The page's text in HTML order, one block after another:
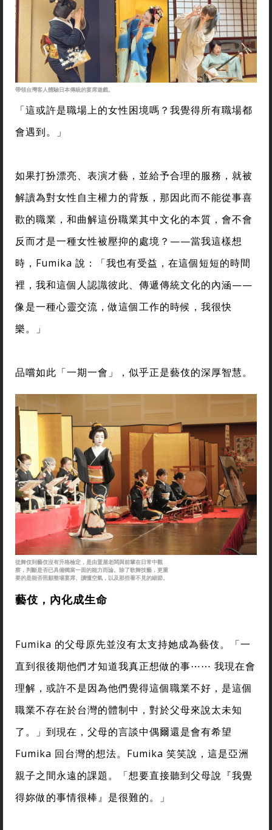
帶領台灣客人體驗日本傳統的宴席遊戲。
「這或許是職場上的女性困境嗎？我覺得所有職場都
會遇到。」
如果打扮漂亮、表演才藝，並給予合理的服務，就被
解讀為對女性自主權力的背叛，那因此而不能從事喜
歡的職業，和曲解這份職業其中文化的本質，會不會
反而才是一種女性被壓抑的處境？——當我這樣想
時，Fumika 說：「我也有受益，在這個短短的時間
裡，我和這個人認識彼此、傳遞傳統文化的內涵——
像是一種心靈交流，做這個工作的時候，我很快
樂。」
品嚐如此「一期一會」，似乎正是藝伎的深厚智慧。
從舞伎到藝伎沒有升格檢定，是由置屋老闆與前輩在日常中觀
察，判斷是否已具備獨當一面的能力而論。除了歌舞技藝，更重
要的是能否照顧整場宴席、讀懂空氣，以及那些看不見的細節。
藝伎，內化成生命
Fumika 的父母原先並沒有太支持她成為藝伎。「一
直到很後期他們才知道我真正想做的事⋯⋯ 我現在會
理解，或許不是因為他們覺得這個職業不好，是這個
職業不存在於台灣的體制中，對於父母來說太未知
了。」到現在，父母的言談中偶爾還是會有希望
Fumika 回台灣的想法。Fumika 笑笑說，這是亞洲
親子之間永遠的課題。「想要直接聽到父母說『我覺
得妳做的事情很棒』是很難的。」